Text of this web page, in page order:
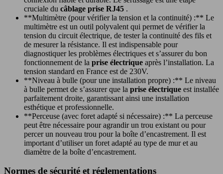
cruciale du câblage prise RJ45 .
**Multimètre (pour vérifier la tension et la continuité) :** Le
multimètre est un outil polyvalent qui permet de vérifier la
tension du circuit électrique, de tester la continuité des fils et
de mesurer la résistance. Il est indispensable pour
diagnostiquer les problèmes électriques et s’assurer du bon
fonctionnement de la prise électrique après l’installation. La
tension standard en France est de 230V.
**Niveau à bulle (pour une installation propre) :** Le niveau
à bulle permet de s’assurer que la prise électrique est installée
parfaitement droite, garantissant ainsi une installation
esthétique et professionnelle.
**Perceuse (avec foret adapté si nécessaire) :** La perceuse
peut être nécessaire pour agrandir un trou existant ou pour
percer un nouveau trou pour la boîte d’encastrement. Il est
important d’utiliser un foret adapté au type de mur et au
diamètre de la boîte d’encastrement.
Normes de sécurité et réglementations